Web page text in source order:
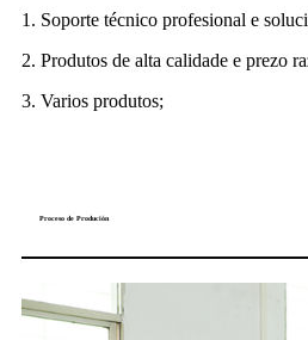
1. Soporte técnico profesional e
2. Produtos de alta calidade e prezo
3. Varios produtos;
Proceso de Produción